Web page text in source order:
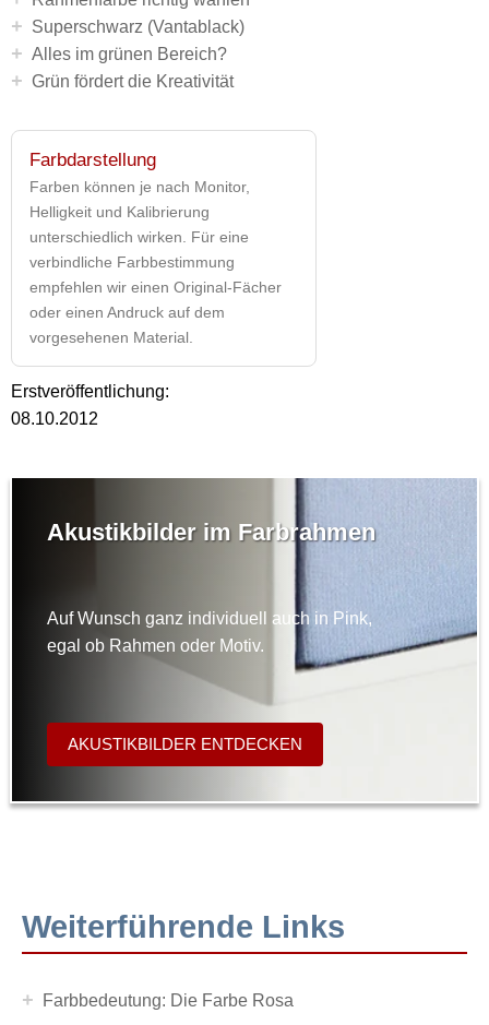
+ Superschwarz (Vantablack)
+ Alles im grünen Bereich?
+ Grün fördert die Kreativität
Farbdarstellung
Farben können je nach Monitor,
Helligkeit und Kalibrierung
unterschiedlich wirken. Für eine
verbindliche Farbbestimmung
empfehlen wir einen Original-Fächer
oder einen Andruck auf dem
vorgesehenen Material.
Erstveröffentlichung:
08.10.2012
Akustikbilder im Farbrahmen
Auf Wunsch ganz individuell auch in Pink,
egal ob Rahmen oder Motiv.
AKUSTIKBILDER ENTDECKEN
Weiterführende Links
+ Farbbedeutung: Die Farbe Rosa